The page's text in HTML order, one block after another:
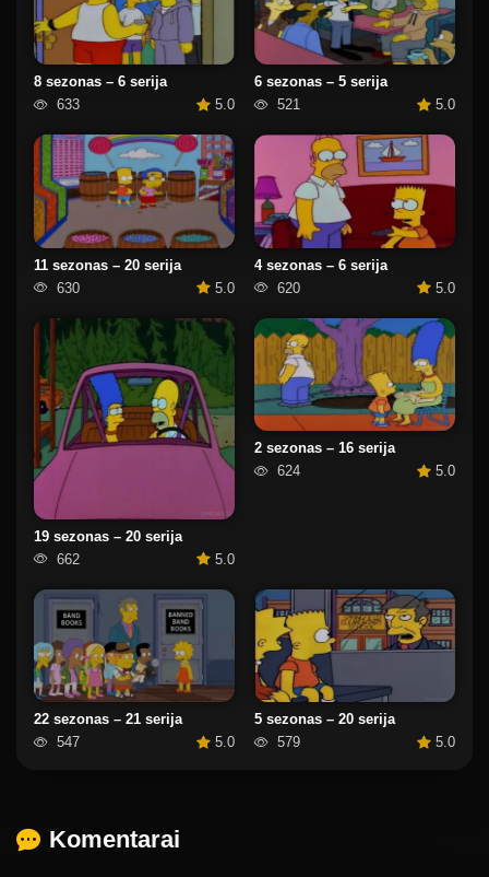
8 sezonas – 6 serija
633
5.0
6 sezonas – 5 serija
521
5.0
11 sezonas – 20 serija
630
5.0
4 sezonas – 6 serija
620
5.0
19 sezonas – 20 serija
662
5.0
2 sezonas – 16 serija
624
5.0
22 sezonas – 21 serija
547
5.0
5 sezonas – 20 serija
579
5.0
Komentarai